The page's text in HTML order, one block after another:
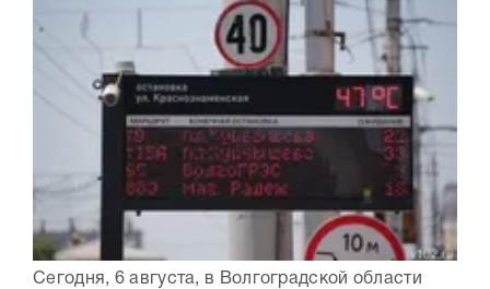
Сегодня, 6 августа, в Волгоградской области